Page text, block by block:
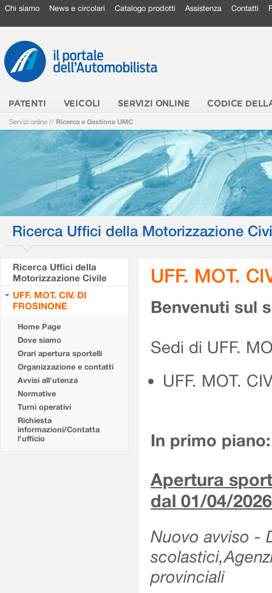
Chi siamo News e circolari Catalogo prodotti Assistenza Contatti
PATENTI VEICOLI SERVIZI ONLINE CODICE
Servizi online // Ricerca e Gestione UMC
Ricerca Uffici della Motorizzazione
Ricerca Uffici della
Motorizzazione Civile
UFF. MOT. CIV. DI
FROSINONE
Home Page
Dove siamo
Orari apertura sportelli
Organizzazione e contatti
Avvisi all'utenza
Normative
Turni operativi
Richiesta
informazioni/Contatta
l'ufficio
UFF. MOT.
Benvenuti sul
Sedi di UFF.
UFF. MOT.
In primo piano:
Apertura
dal 01/04/2026
Nuovo avviso -
provinciali